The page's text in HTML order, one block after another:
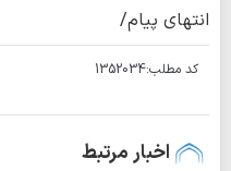
انتهای پیام/
کد مطلب:1352034
اخبار مرتبط